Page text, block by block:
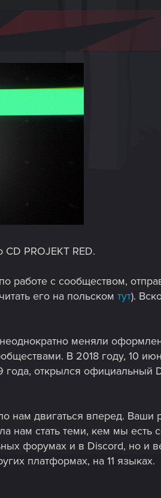
PROJEKT RED.
работе с сообществом,
его на польском тут).
меняли
В 2018 году, 10
года, открылся официальный
нам двигаться вперед. Ваши
нам стать теми, кем мы есть
форумах и в Discord, но и
платформах, на 11 языках.